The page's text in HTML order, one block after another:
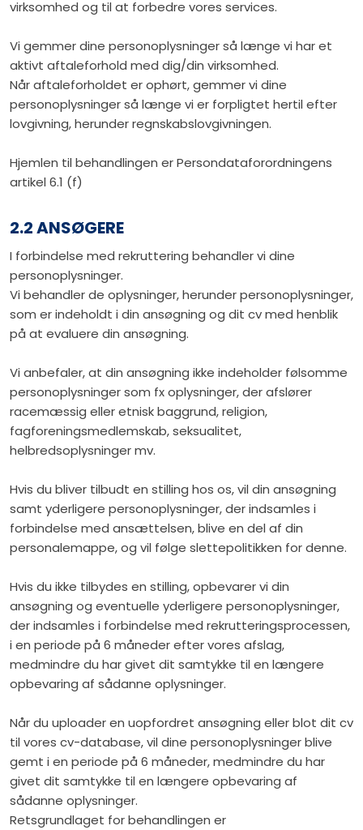
virksomhed og til at forbedre vores services.
Vi gemmer dine personoplysninger så længe vi har et
aktivt aftaleforhold med dig/din virksomhed.
Når aftaleforholdet er ophørt, gemmer vi dine
personoplysninger så længe vi er forpligtet hertil efter
lovgivning, herunder regnskabslovgivningen.
Hjemlen til behandlingen er Persondataforordningens
artikel 6.1 (f)
2.2 ANSØGERE
I forbindelse med rekruttering behandler vi dine
personoplysninger.
Vi behandler de oplysninger, herunder personoplysninger,
som er indeholdt i din ansøgning og dit cv med henblik
på at evaluere din ansøgning.
Vi anbefaler, at din ansøgning ikke indeholder følsomme
personoplysninger som fx oplysninger, der afslører
racemæssig eller etnisk baggrund, religion,
fagforeningsmedlemskab, seksualitet,
helbredsoplysninger mv.
Hvis du bliver tilbudt en stilling hos os, vil din ansøgning
samt yderligere personoplysninger, der indsamles i
forbindelse med ansættelsen, blive en del af din
personalemappe, og vil følge slettepolitikken for denne.
Hvis du ikke tilbydes en stilling, opbevarer vi din
ansøgning og eventuelle yderligere personoplysninger,
der indsamles i forbindelse med rekrutteringsprocessen,
i en periode på 6 måneder efter vores afslag,
medmindre du har givet dit samtykke til en længere
opbevaring af sådanne oplysninger.
Når du uploader en uopfordret ansøgning eller blot dit cv
til vores cv-database, vil dine personoplysninger blive
gemt i en periode på 6 måneder, medmindre du har
givet dit samtykke til en længere opbevaring af
sådanne oplysninger.
Retsgrundlaget for behandlingen er